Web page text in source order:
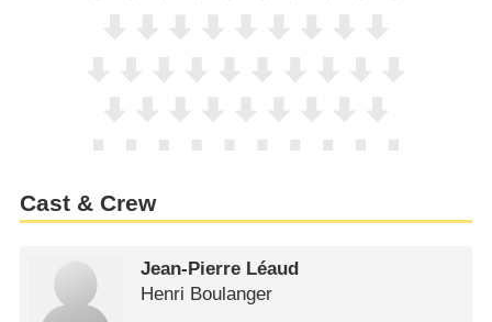
Cast & Crew
Jean-Pierre Léaud
Henri Boulanger